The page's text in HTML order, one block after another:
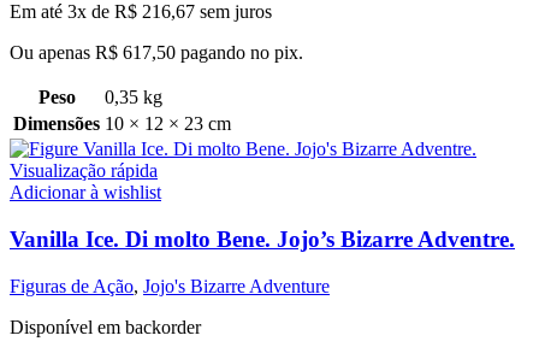
Em até 3x de R$ 216,67 sem juros
Ou apenas R$ 617,50 pagando no pix.
Peso
0,35 kg
Dimensões 10 × 12 × 23 cm
Visualização rápida
Adicionar à wishlist
Vanilla Ice. Di molto Bene. Jojo’s Bizarre Adventre.
Figuras de Ação, Jojo's Bizarre Adventure
Disponível em backorder